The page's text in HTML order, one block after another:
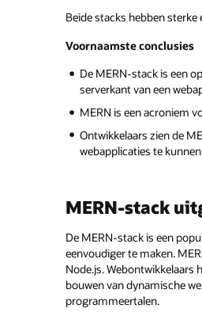
Beide stacks hebben
Voornaamste conclusies
De MERN-stack is een
serverkant van een
MERN is een acroniem
Ontwikkelaars zien de
webapplicaties te
MERN-stack
De MERN-stack is een
eenvoudiger te maken.
Node.js.
bouwen van dynamische
programmeertalen.